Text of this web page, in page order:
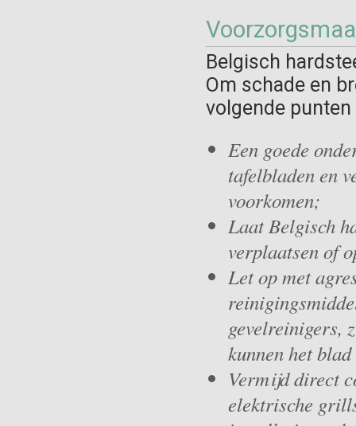
Belgisch
Om schade en
volgende
Een goede
tafelbladen en
voorkomen;
Laat Belgisch
verplaatsen of
Let op met
gevelreinigers,
kunnen het
Vermijd direct
elektrische